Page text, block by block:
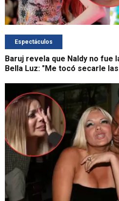
Espectáculos
Baruj revela que Naldy no fue
Bella Luz: "Me tocó secarle